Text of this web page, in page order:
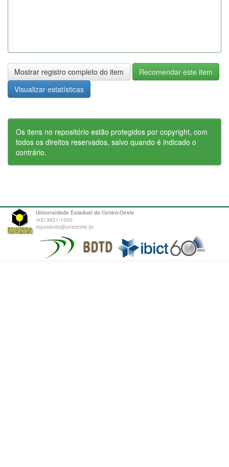
Mostrar registro completo do item
Recomendar este item
Visualizar estatísticas
Os itens no repositório estão protegidos por copyright, com
todos os direitos reservados, salvo quando é indicado o
contrário.
Universidade Estadual do Centro-Oeste
(42) 3621-1000
repositorio@unicentro.br